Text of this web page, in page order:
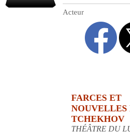
Acteur
FARCES ET
NOUVELLES
TCHEKHOV
THÉÂTRE DU